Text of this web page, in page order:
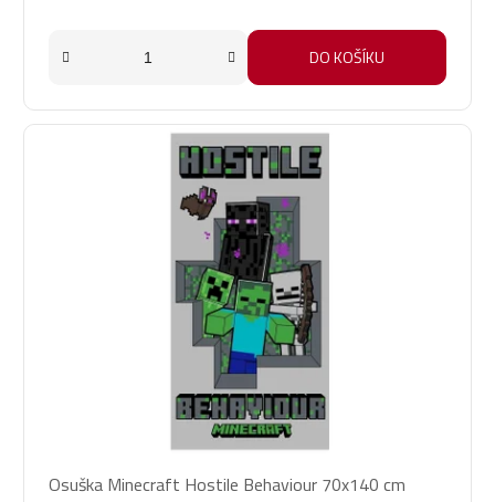
DO KOŠÍKU
Osuška Minecraft Hostile Behaviour 70x140 cm